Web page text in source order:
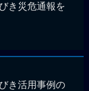
き災危通報を
き活用事例の